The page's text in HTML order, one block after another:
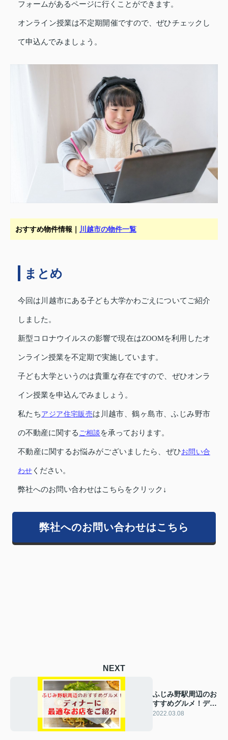
フォームがあるページに行くことができます。
オンライン授業は不定期開催ですので、ぜひチェックし
て申込んでみましょう。
おすすめ物件情報｜ 川越市の物件一覧
まとめ
今回は川越市にある子ども大学かわごえについてご紹介
しました。
新型コロナウイルスの影響で現在はZOOMを利用したオ
ンライン授業を不定期で実施しています。
子ども大学というのは貴重な存在ですので、ぜひオンラ
イン授業を申込んでみましょう。
私たちアジア住宅販売は川越市、鶴ヶ島市、ふじみ野市
の不動産に関する ご相談を承っております。
不動産に関するお悩みがございましたら、ぜひお問い合
わせ ください。
弊社へのお問い合わせはこちらをクリック↓
弊社へのお問い合わせはこちら
NEXT
ふじみ野駅周辺のお
すすめグルメ！ディ
ナーに最適なお店を
2022.03.08